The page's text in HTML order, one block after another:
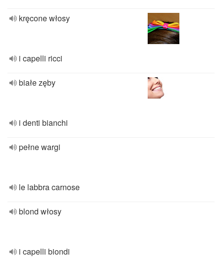
kręcone włosy
i capelli ricci
białe zęby
i denti bianchi
pełne wargi
le labbra carnose
blond włosy
i capelli biondi